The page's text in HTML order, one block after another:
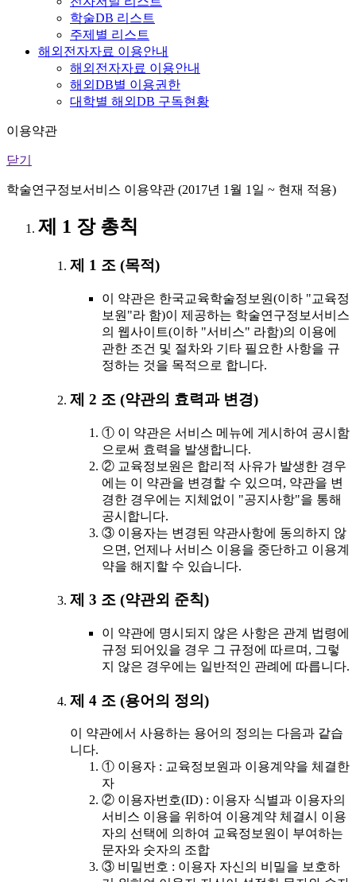
학술DB 리스트
주제별 리스트
해외전자자료 이용안내
해외전자자료 이용안내
해외DB별 이용권한
대학별 해외DB 구독현황
이용약관
닫기
학술연구정보서비스 이용약관 (2017년 1월 1일 ~ 현재 적용)
제 1 장 총칙
제 1 조 (목적)
이 약관은 한국교육학술정보원(이하 "교육정
보원"라 함)이 제공하는 학술연구정보서비스
의 웹사이트(이하 "서비스" 라함)의 이용에
관한 조건 및 절차와 기타 필요한 사항을 규
정하는 것을 목적으로 합니다.
제 2 조 (약관의 효력과 변경)
① 이 약관은 서비스 메뉴에 게시하여 공시함
으로써 효력을 발생합니다.
② 교육정보원은 합리적 사유가 발생한 경우
에는 이 약관을 변경할 수 있으며, 약관을 변
경한 경우에는 지체없이 "공지사항"을 통해
공시합니다.
③ 이용자는 변경된 약관사항에 동의하지 않
으면, 언제나 서비스 이용을 중단하고 이용계
약을 해지할 수 있습니다.
제 3 조 (약관외 준칙)
이 약관에 명시되지 않은 사항은 관계 법령에
규정 되어있을 경우 그 규정에 따르며, 그렇
지 않은 경우에는 일반적인 관례에 따릅니다.
제 4 조 (용어의 정의)
이 약관에서 사용하는 용어의 정의는 다음과 같습
니다.
① 이용자 : 교육정보원과 이용계약을 체결한
자
② 이용자번호(ID) : 이용자 식별과 이용자의
서비스 이용을 위하여 이용계약 체결시 이용
자의 선택에 의하여 교육정보원이 부여하는
문자와 숫자의 조합
③ 비밀번호 : 이용자 자신의 비밀을 보호하